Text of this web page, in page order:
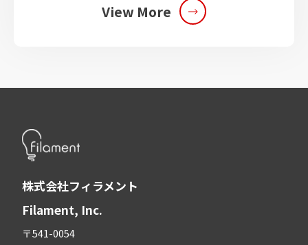
View More
株式会社フィラメント
Filament, Inc.
〒541-0054